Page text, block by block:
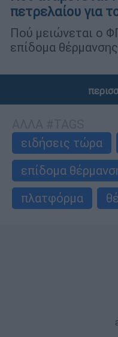
πετρελαίου για
Πού μειώνεται ο
επίδομα θέρμανσης
ειδήσεις τώρα
επίδομα
πλατφόρμα